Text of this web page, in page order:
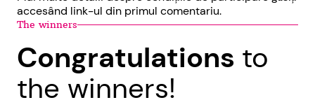
accesând link-ul din primul comentariu.
The winners
Congratulations to
the winners!